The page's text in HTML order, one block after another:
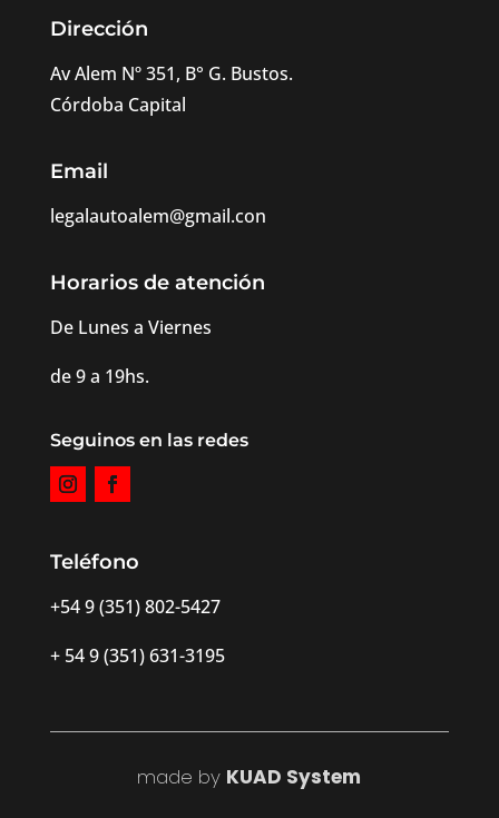
Dirección
Av Alem Nº 351, B° G. Bustos.
Córdoba Capital
Email
legalautoalem@gmail.con
Horarios de atención
De Lunes a Viernes
de 9 a 19hs.
Seguinos en las redes
Teléfono
+54 9 (351) 802-5427
+ 54 9 (351) 631-3195
made by KUAD System